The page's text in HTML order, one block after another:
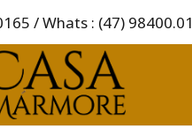
/ Whats : (47)